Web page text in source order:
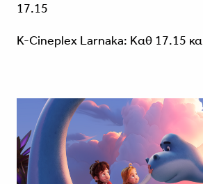
17.15
K-Cineplex Larnaka: Καθ 17.15